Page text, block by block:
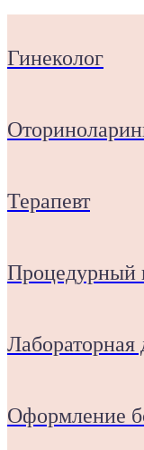
Гинеколог
Терапевт
Процедурный
Лабораторная
Оформление